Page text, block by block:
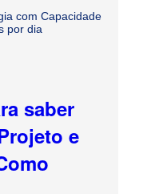
com Capacidade
por dia
saber
e